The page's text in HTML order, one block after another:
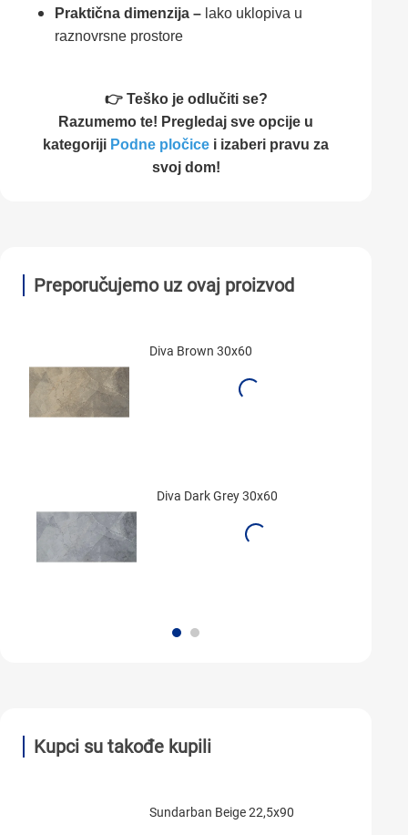
Praktična dimenzija – lako uklopiva u
raznovrsne prostore
👉 Teško je odlučiti se?
Razumemo te! Pregledaj sve opcije u
kategoriji Podne pločice i izaberi pravu za
svoj dom!
Preporučujemo uz ovaj proizvod
Diva Brown 30x60
Diva Dark Grey 30x60
Kupci su takođe kupili
Sundarban Beige 22,5x90